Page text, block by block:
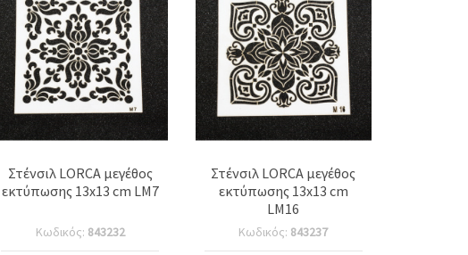
Στένσιλ LORCA μεγέθος
εκτύπωσης 13x13 cm LM7
Κωδικός: 843232
Στένσιλ LORCA μεγέθος
εκτύπωσης 13x13 cm
LM16
Κωδικός: 843237